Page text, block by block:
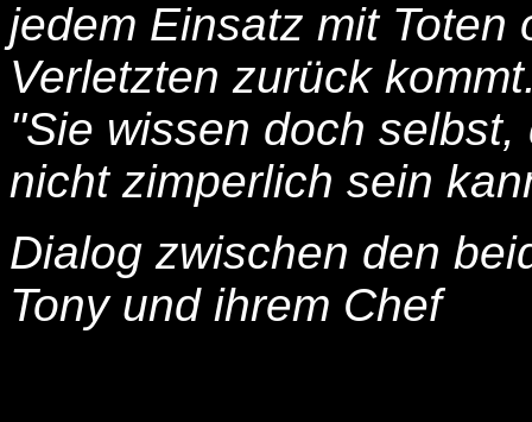
jedem Einsatz mit Toten
Verletzten zurück
"Sie wissen doch
nicht zimperlich sein
Dialog zwischen den
Tony und ihrem Chef